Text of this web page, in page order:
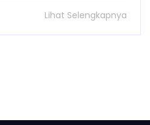
Lihat Selengkapnya